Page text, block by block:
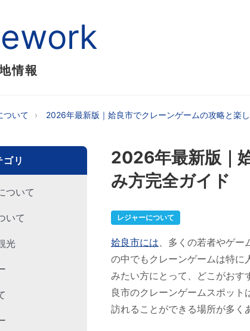
情報
ついて 2026年最新版｜姶良市でクレーンゲームの攻略と楽
2026年最新版｜
み方完全ガイド
レジャーについて
姶良市には、多くの若者やゲー
の中でもクレーンゲームは特に
みたい方にとって、どこがおす
良市のクレーンゲームスポッ
訪れることができる場所が多く
ゴリ
ついて
いて
光